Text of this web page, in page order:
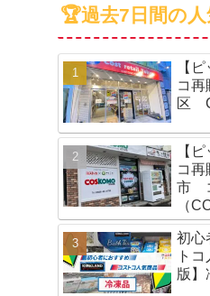
🏆過去7日間の
【
コ再
区
【
コ再
市
（
初心
ト
版】